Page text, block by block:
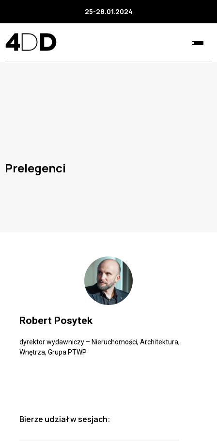
25-28.01.2024
Prelegenci
Robert Posytek
dyrektor wydawniczy – Nieruchomości, Architektura,
Wnętrza, Grupa PTWP
Bierze udział w sesjach: